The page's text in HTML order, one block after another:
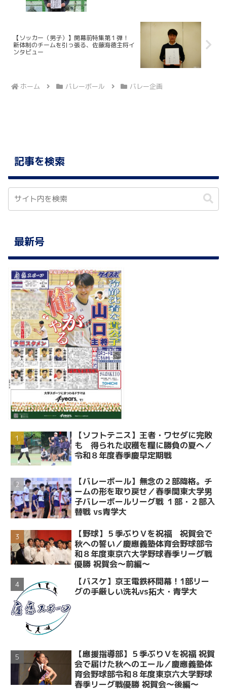
【ソッカー（男子）】開幕前特集第１弾！
新体制のチームを引っ張る、佐藤海徳主将イ
ンタビュー
ホーム バレーボール バレー企画
記事を検索
最新号
【ソフトテニス】王者・ワセダに完敗
も 得られた収穫を糧に勝負の夏へ／
令和８年度春季慶早定期戦
【バレーボール】無念の２部降格。チ
ームの形を取り戻せ／春季関東大学男
子バレーボールリーグ戦 １部・２部入
替戦 vs青学大
【野球】５季ぶりＶを祝福 祝賀会で
秋への誓い／慶應義塾体育会野球部令
和８年度東京六大学野球春季リーグ戦
優勝 祝賀会～前編～
【バスケ】京王電鉄杯開幕！1部リー
グの手厳しい洗礼vs拓大・青学大
【應援指導部】５季ぶりＶを祝福 祝賀
会で届けた秋へのエール／慶應義塾体
育会野球部令和８年度東京六大学野球
春季リーグ戦優勝 祝賀会～後編～